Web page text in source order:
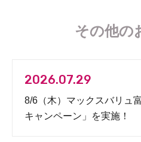
その他の
2026.07.29
8/6（木）マックスバリュ
キャンペーン」を実施！